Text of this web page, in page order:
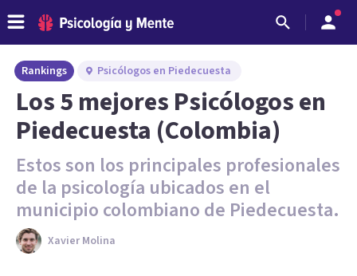
Rankings Psicólogos en Piedecuesta
Los 5 mejores Psicólogos en
Piedecuesta (Colombia)
Estos son los principales profesionales
de la psicología ubicados en el
municipio colombiano de Piedecuesta.
Xavier Molina